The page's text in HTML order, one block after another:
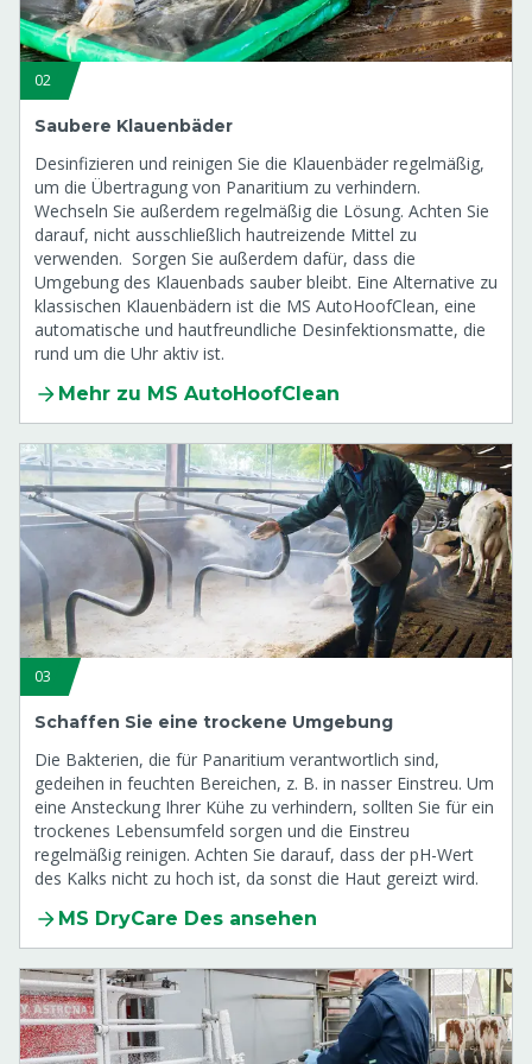
02
Saubere Klauenbäder
Desinfizieren und reinigen Sie die Klauenbäder regelmäßig,
um die Übertragung von Panaritium zu verhindern.
Wechseln Sie außerdem regelmäßig die Lösung. Achten Sie
darauf, nicht ausschließlich hautreizende Mittel zu
verwenden. Sorgen Sie außerdem dafür, dass die
Umgebung des Klauenbads sauber bleibt. Eine Alternative zu
klassischen Klauenbädern ist die MS AutoHoofClean, eine
automatische und hautfreundliche Desinfektionsmatte, die
rund um die Uhr aktiv ist.
Mehr zu MS AutoHoofClean
03
Schaffen Sie eine trockene Umgebung
Die Bakterien, die für Panaritium verantwortlich sind,
gedeihen in feuchten Bereichen, z. B. in nasser Einstreu. Um
eine Ansteckung Ihrer Kühe zu verhindern, sollten Sie für ein
trockenes Lebensumfeld sorgen und die Einstreu
regelmäßig reinigen. Achten Sie darauf, dass der pH-Wert
des Kalks nicht zu hoch ist, da sonst die Haut gereizt wird.
MS DryCare Des ansehen